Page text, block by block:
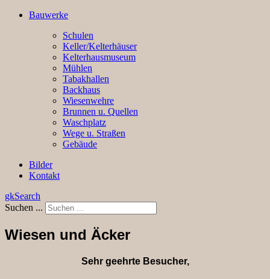
Bauwerke
Schulen
Keller/Kelterhäuser
Kelterhausmuseum
Mühlen
Tabakhallen
Backhaus
Wiesenwehre
Brunnen u. Quellen
Waschplatz
Wege u. Straßen
Gebäude
Bilder
Kontakt
gkSearch
Suchen ...
Wiesen und Äcker
Sehr geehrte Besucher,